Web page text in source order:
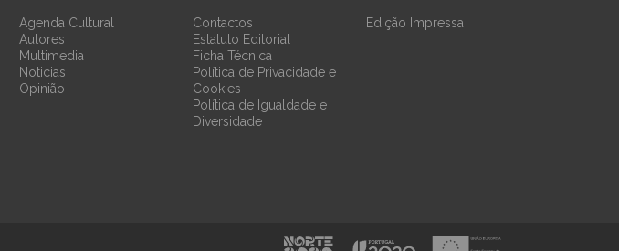
Agenda Cultural
Autores
Multimedia
Noticias
Opinião
Contactos
Estatuto Editorial
Ficha Técnica
Política de Privacidade e
Cookies
Política de Igualdade e
Diversidade
Edição Impressa